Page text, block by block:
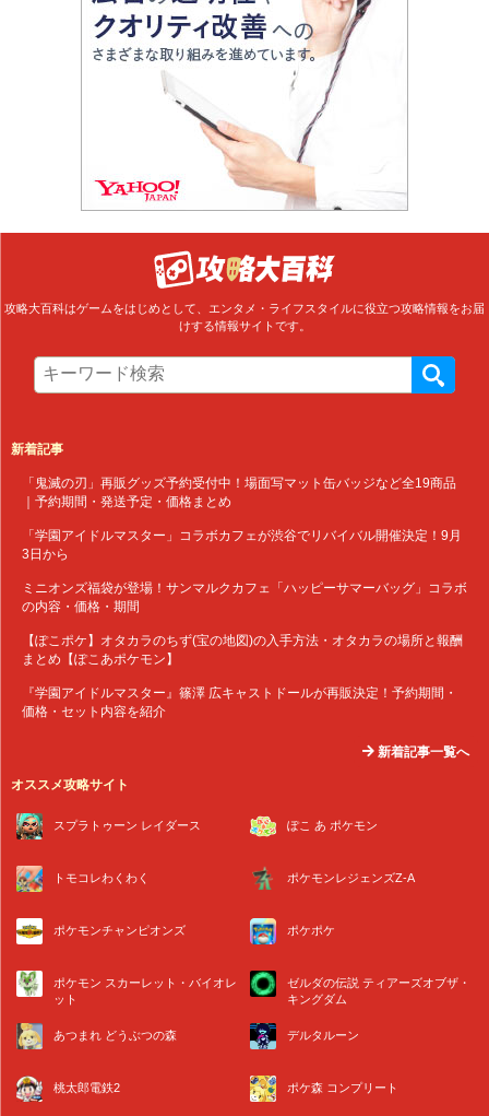
攻略大百科はゲームをはじめとして、エンタメ・ライフスタイルに役立つ攻略情報をお届
けする情報サイトです。
新着記事
「鬼滅の刃」再販グッズ予約受付中！場面写マット缶バッジなど全19商品
｜予約期間・発送予定・価格まとめ
「学園アイドルマスター」コラボカフェが渋谷でリバイバル開催決定！9月
3日から
ミニオンズ福袋が登場！サンマルクカフェ「ハッピーサマーバッグ」コラボ
の内容・価格・期間
【ぽこポケ】オタカラのちず(宝の地図)の入手方法・オタカラの場所と報酬
まとめ【ぽこあポケモン】
『学園アイドルマスター』篠澤 広キャストドールが再販決定！予約期間・
価格・セット内容を紹介
新着記事一覧へ
オススメ攻略サイト
スプラトゥーン レイダース ぽこ あ ポケモン
トモコレわくわく ポケモンレジェンズZ-A
ポケモンチャンピオンズ ポケポケ
ポケモン スカーレット・バイオレ
ット
ゼルダの伝説 ティアーズオブザ・
キングダム
あつまれ どうぶつの森 デルタルーン
桃太郎電鉄2 ポケ森 コンプリート